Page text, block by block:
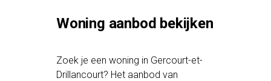
Woning aanbod bekijken
Zoek je een woning in Gercourt-et-
Drillancourt? Het aanbod van